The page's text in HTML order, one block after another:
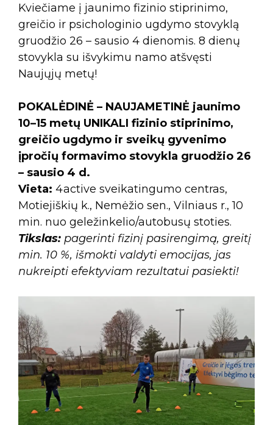
Kviečiame į jaunimo fizinio stiprinimo,
greičio ir psichologinio ugdymo stovyklą
gruodžio 26 – sausio 4 dienomis. 8 dienų
stovykla su išvykimu namo atšvęsti
Naujųjų metų!
POKALĖDINĖ – NAUJAMETINĖ jaunimo
10–15 metų UNIKALI fizinio stiprinimo,
greičio ugdymo ir sveikų gyvenimo
įpročių formavimo stovykla gruodžio 26
– sausio 4 d.
Vieta: 4active sveikatingumo centras,
Motiejiškių k., Nemėžio sen., Vilniaus r., 10
min. nuo geležinkelio/autobusų stoties.
Tikslas: pagerinti fizinį pasirengimą, greitį
min. 10 %, išmokti valdyti emocijas, jas
nukreipti efektyviam rezultatui pasiekti!